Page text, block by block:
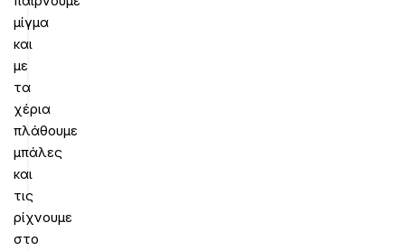
μίγμα
και
με
τα
χέρια
πλάθουμε
μπάλες
και
τις
ρίχνουμε
στο